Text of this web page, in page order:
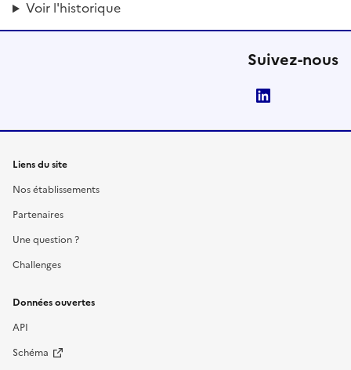
Voir l'historique
Suivez-nous
Liens du site
Nos établissements
Partenaires
Une question ?
Challenges
Données ouvertes
API
Schéma